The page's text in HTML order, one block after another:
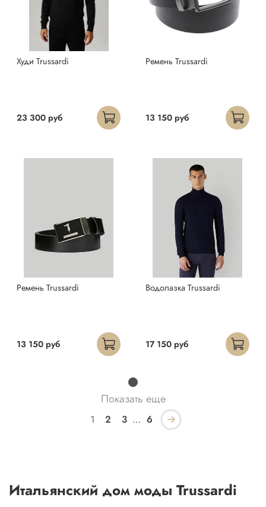
Худи Trussardi
23 300 руб
Ремень Trussardi
13 150 руб
Ремень Trussardi
13 150 руб
Водолазка Trussardi
17 150 руб
Показать еще
1 2 3 … 6
Итальянский дом моды Trussardi